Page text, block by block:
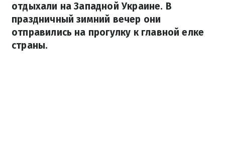
отдыхали на Западной Украине. В
праздничный зимний вечер они
отправились на прогулку к главной елке
страны.